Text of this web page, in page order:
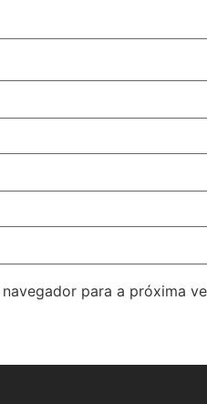
para a próxima